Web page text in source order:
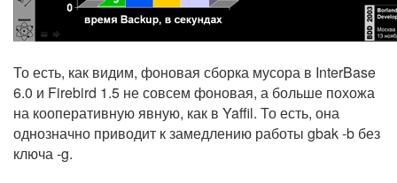
То есть, как видим, фоновая сборка мусора в InterBase
6.0 и Firebird 1.5 не совсем фоновая, а больше похожа
на кооперативную явную, как в Yaffil. То есть, она
однозначно приводит к замедлению работы gbak -b без
ключа -g.